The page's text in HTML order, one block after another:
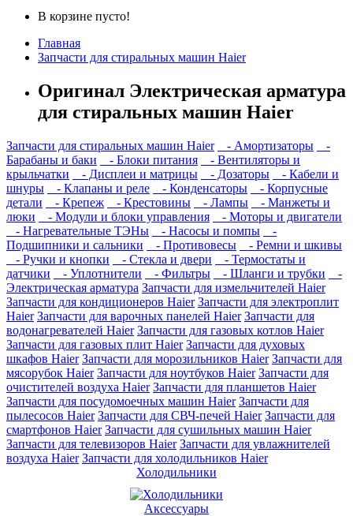
В корзине пусто!
Главная
Запчасти для стиральных машин Haier
Оригинал Электрическая арматура
для стиральных машин Haier
Запчасти для стиральных машин Haier - Амортизаторы
-
Барабаны и баки
- Блоки питания
- Вентиляторы и
крыльчатки
- Дисплеи и матрицы - Дозаторы
- Кабели и
шнуры
- Клапаны и реле - Конденсаторы
- Корпусные
детали
- Крепеж - Крестовины - Лампы
- Манжеты и
люки
- Модули и блоки управления
- Моторы и двигатели
- Нагревательные ТЭНы
- Насосы и помпы
-
Подшипники и сальники
- Противовесы
- Ремни и шкивы
- Ручки и кнопки
- Стекла и двери
- Термостаты и
датчики
- Уплотнители - Фильтры - Шланги и трубки
-
Электрическая арматура Запчасти для измельчителей Haier
Запчасти для кондиционеров Haier Запчасти для электроплит
Haier Запчасти для варочных панелей Haier Запчасти для
водонагревателей Haier Запчасти для газовых котлов Haier
Запчасти для газовых плит Haier Запчасти для духовых
шкафов Haier Запчасти для морозильников Haier Запчасти для
мясорубок Haier Запчасти для ноутбуков Haier Запчасти для
очистителей воздуха Haier Запчасти для планшетов Haier
Запчасти для посудомоечных машин Haier Запчасти для
пылесосов Haier Запчасти для СВЧ-печей Haier Запчасти для
смартфонов Haier Запчасти для сушильных машин Haier
Запчасти для телевизоров Haier Запчасти для увлажнителей
воздуха Haier Запчасти для холодильников Haier
Холодильники
Аксессуары